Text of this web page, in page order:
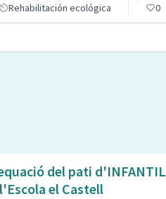
Rehabilitación ecológica
0
del pati d'INFANTIL
el Castell